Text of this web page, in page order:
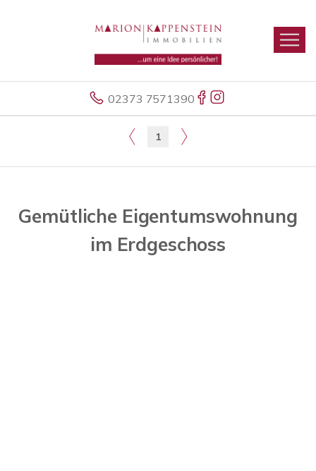
02373 7571390
1
Gemütliche Eigentumswohnung
im Erdgeschoss